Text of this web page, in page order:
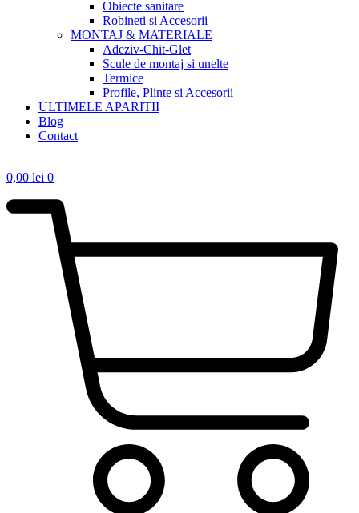
Obiecte sanitare
Robineti si Accesorii
MONTAJ & MATERIALE
Adeziv-Chit-Glet
Scule de montaj si unelte
Termice
Profile, Plinte si Accesorii
ULTIMELE APARITII
Blog
Contact
0,00 lei 0